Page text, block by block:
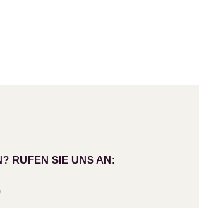
RUFEN SIE UNS AN: